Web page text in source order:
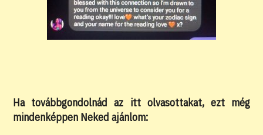
Ha továbbgondolnád az itt olvasottakat, ezt még
mindenképpen Neked ajánlom: